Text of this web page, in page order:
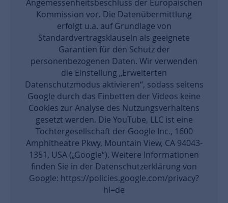
Angemessenheitsbeschluss der Europäischen
Kommission vor. Die Datenübermittlung
erfolgt u.a. auf Grundlage von
Standardvertragsklauseln als geeignete
Garantien für den Schutz der
personenbezogenen Daten. Wir verwenden
die Einstellung „Erweiterten
Datenschutzmodus aktivieren“, sodass seitens
Google durch das Einbetten der Videos keine
Cookies zur Analyse des Nutzungsverhaltens
gesetzt werden. Die YouTube, LLC ist eine
Tochtergesellschaft der Google Inc., 1600
Amphitheatre Pkwy, Mountain View, CA 94043-
1351, USA („Google“). Weitere Informationen
finden Sie in der Datenschutzerklärung von
Google: https://policies.google.com/privacy?
hl=de